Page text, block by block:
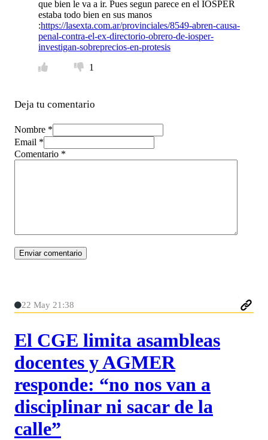
que bien le va a ir. Pues segun parece en el IOSPER
estaba todo bien en sus manos
:https://lasexta.com.ar/provinciales/8549-abren-causa-
penal-contra-el-ex-directorio-obrero-de-iosper-
investigan-sobreprecios-en-protesis
1
Deja tu comentario
Nombre *
Email *
Comentario *
22 May 21:38
El CGE limita asambleas
docentes y AGMER
responde: “no nos van a
disciplinar ni sacar de la
calle”